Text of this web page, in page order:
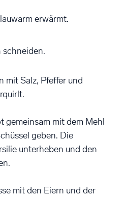
erwärmt.
schneiden.
mit Salz, Pfeffer und
gemeinsam mit dem Mehl
geben. Die
unterheben und den
mit den Eiern und der